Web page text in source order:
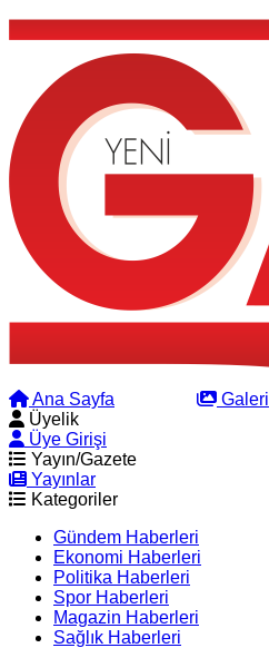
Ana Sayfa Galeri
Üyelik
Üye Girişi
Yayın/Gazete
Yayınlar
Kategoriler
Gündem Haberleri
Ekonomi Haberleri
Politika Haberleri
Spor Haberleri
Magazin Haberleri
Sağlık Haberleri